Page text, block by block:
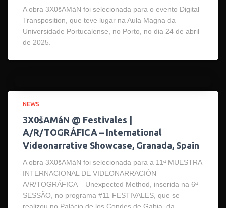
A obra 3X0šAMáN foi selecionada para o evento Digital
Transposition, que teve lugar na Aula Magna da
Universidade Portucalense, no Porto, no dia 24 de abril
de 2025.
NEWS
3X0šAMáN @ Festivales |
A/R/TOGRÁFICA – International
Videonarrative Showcase, Granada, Spain
A obra 3X0šAMáN foi selecionada para a 11ª MUESTRA
INTERNACIONAL DE VIDEONARRACIÓN
A/R/TOGRÁFICA – Unexpected Method, inserida na 6ª
SESSÃO, no programa #11 FESTIVALES, que se